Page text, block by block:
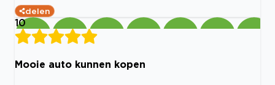
delen
10
Mooie auto kunnen kopen